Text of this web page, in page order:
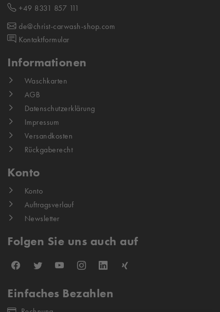
+49 8331 857 111
de@christ-carwash-shop.com
Kontaktformular
Informationen
Waschkarten
AGB
Datenschutzerklärung
Impressum
Versandkosten
Rückgaberecht
Konto
Konto
Auftragsverlauf
Newsletter
Folgen Sie uns auch auf
Einfaches Bezahlen